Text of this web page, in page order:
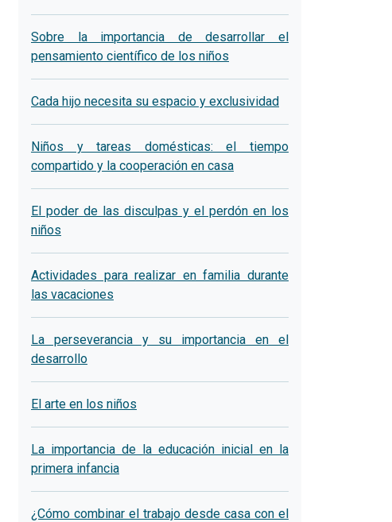
Sobre la importancia de desarrollar el
pensamiento científico de los niños
Cada hijo necesita su espacio y exclusividad
Niños y tareas domésticas: el tiempo
compartido y la cooperación en casa
El poder de las disculpas y el perdón en los
niños
Actividades para realizar en familia durante
las vacaciones
La perseverancia y su importancia en el
desarrollo
El arte en los niños
La importancia de la educación inicial en la
primera infancia
¿Cómo combinar el trabajo desde casa con el